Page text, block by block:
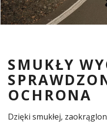
SMUKŁY
OCHRONA
Dzięki smukłej,